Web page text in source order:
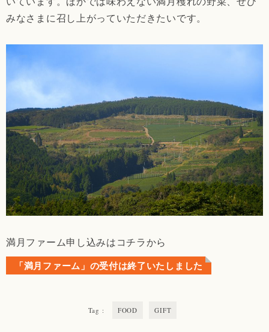
みなさまに召し上がっていただきたいです。
満月ファーム申し込みはコチラから
「満月ファーム」の受付は終了いたしました
Tag : FOOD GIFT